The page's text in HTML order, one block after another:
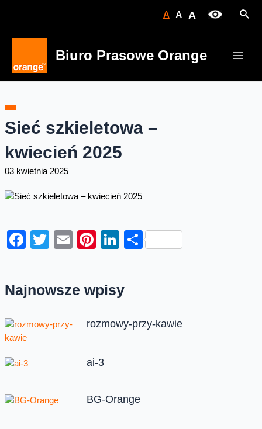
A A A
Biuro Prasowe Orange
Sieć szkieletowa –
kwiecień 2025
03 kwietnia 2025
Facebook
Twitter
EmailPinterest
LinkedIn
Share
Najnowsze wpisy
rozmowy-przy-kawie
ai-3
BG-Orange